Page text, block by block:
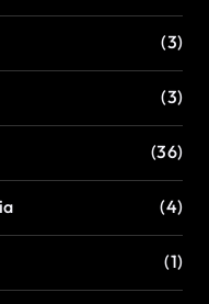
(3)
(3)
(36)
(4)
(1)